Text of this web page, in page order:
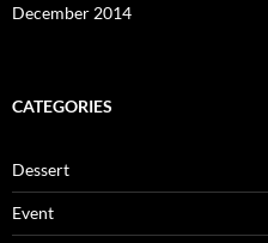
December 2014
CATEGORIES
Dessert
Event